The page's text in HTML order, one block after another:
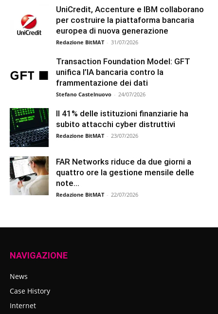
UniCredit, Accenture e IBM collaborano
per costruire la piattaforma bancaria
europea di nuova generazione
Redazione BitMAT - 31/07/2026
Transaction Foundation Model: GFT
unifica l’IA bancaria contro la
frammentazione dei dati
Stefano Castelnuovo - 24/07/2026
Il 41% delle istituzioni finanziarie ha
subito attacchi cyber distruttivi
Redazione BitMAT - 23/07/2026
FAR Networks riduce da due giorni a
quattro ore la gestione mensile delle
note...
Redazione BitMAT - 22/07/2026
NAVIGAZIONE
News
Case History
Internet